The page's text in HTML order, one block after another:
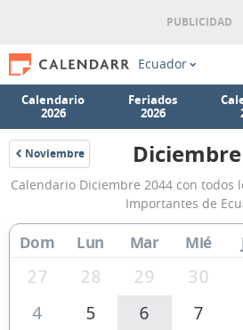
Ecuador
Calendario
2026
Feriados
2026
Noviembre
2044
Calendario Diciembre 2044 con todos
Importantes de
Dom Lun Mar Mié
27 28 29 30
4
5 6 7